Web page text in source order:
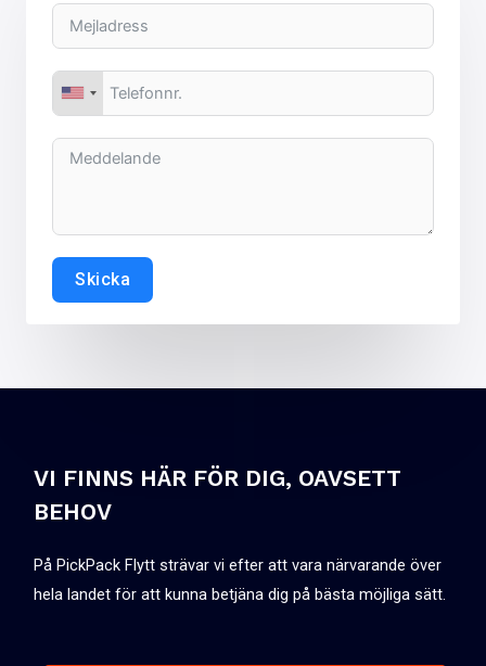
Skicka
VI FINNS HÄR FÖR DIG, OAVSETT
BEHOV
På PickPack Flytt strävar vi efter att vara närvarande över
hela landet för att kunna betjäna dig på bästa möjliga sätt.